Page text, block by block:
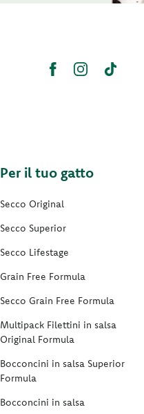
Per il tuo gatto
Secco Original
Secco Superior
Secco Lifestage
Grain Free Formula
Secco Grain Free Formula
Multipack Filettini in salsa
Original Formula
Bocconcini in salsa Superior
Formula
Bocconcini in salsa